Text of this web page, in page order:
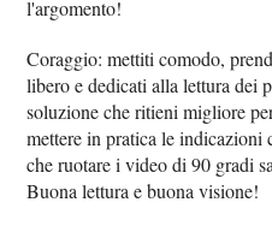
l'argomento!
Coraggio: mettiti comodo,
libero e dedicati alla lettura dei
soluzione che ritieni migliore
mettere in pratica le indicazioni
che ruotare i video di 90 gradi
Buona lettura e buona visione!